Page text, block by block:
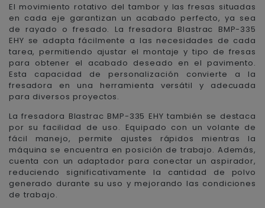
El movimiento rotativo del tambor y las fresas situadas
en cada eje garantizan un acabado perfecto, ya sea
de rayado o fresado. La fresadora Blastrac BMP-335
EHY se adapta fácilmente a las necesidades de cada
tarea, permitiendo ajustar el montaje y tipo de fresas
para obtener el acabado deseado en el pavimento.
Esta capacidad de personalización convierte a la
fresadora en una herramienta versátil y adecuada
para diversos proyectos.
La fresadora Blastrac BMP-335 EHY también se destaca
por su facilidad de uso. Equipado con un volante de
fácil manejo, permite ajustes rápidos mientras la
máquina se encuentra en posición de trabajo. Además,
cuenta con un adaptador para conectar un aspirador,
reduciendo significativamente la cantidad de polvo
generado durante su uso y mejorando las condiciones
de trabajo.